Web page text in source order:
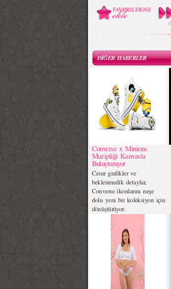
DİĞER HABERLER
Converse x Minions
Muzipliği Kanvasla
Buluşturuyor
Cesur grafikler ve
beklenmedik detaylar,
Converse ikonlarını neşe
dolu yeni bir koleksiyon için
dönüştürüyor.